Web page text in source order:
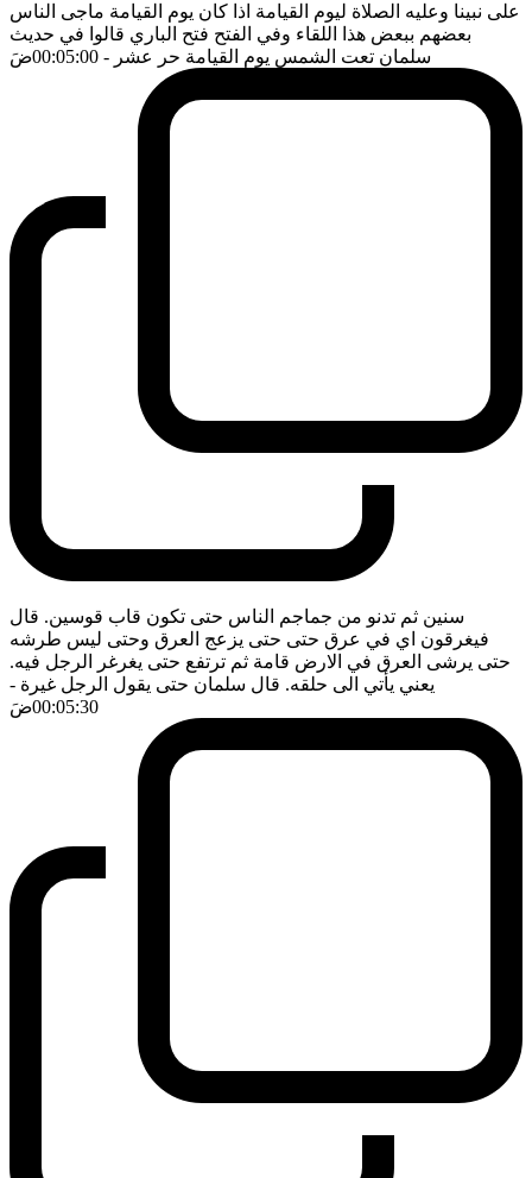
على نبينا وعليه الصلاة ليوم القيامة اذا كان يوم القيامة ماجى الناس
بعضهم ببعض هذا اللقاء وفي الفتح فتح الباري قالوا في حديث
سلمان تعت الشمس يوم القيامة حر عشر - 00:05:00 ضَ
سنين ثم تدنو من جماجم الناس حتى تكون قاب قوسين. قال
فيغرقون اي في عرق حتى حتى يزعج العرق وحتى ليس طرشه
حتى يرشى العرق في الارض قامة ثم ترتفع حتى يغرغر الرجل فيه.
يعني يأتي الى حلقه. قال سلمان حتى يقول الرجل غيرة -
00:05:30ضَ